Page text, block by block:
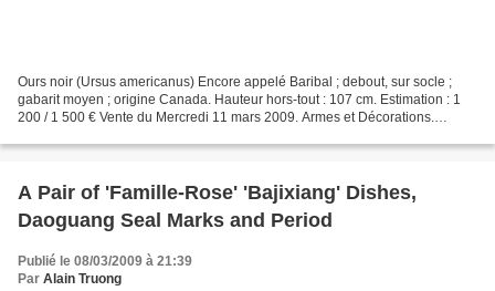
Ours noir (Ursus americanus) Encore appelé Baribal ; debout, sur socle ;
gabarit moyen ; origine Canada. Hauteur hors-tout : 107 cm. Estimation : 1
200 / 1 500 € Vente du Mercredi 11 mars 2009. Armes et Décorations.
A Pair of 'Famille-Rose' 'Bajixiang' Dishes,
Daoguang Seal Marks and Period
Publié le 08/03/2009 à 21:39
Par Alain Truong